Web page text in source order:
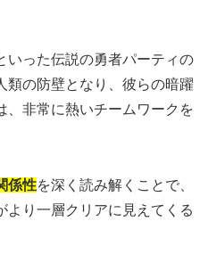
いった伝説の勇者パーティの
類の防壁となり、彼らの暗躍
、非常に熱いチームワークを
係性を深く読み解くことで、
より一層クリアに見えてくる